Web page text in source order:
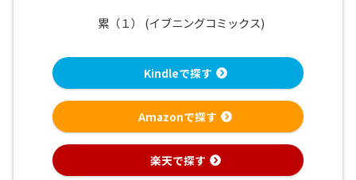
累（１） (イブニングコミックス)
Kindleで探す
Amazonで探す
楽天で探す